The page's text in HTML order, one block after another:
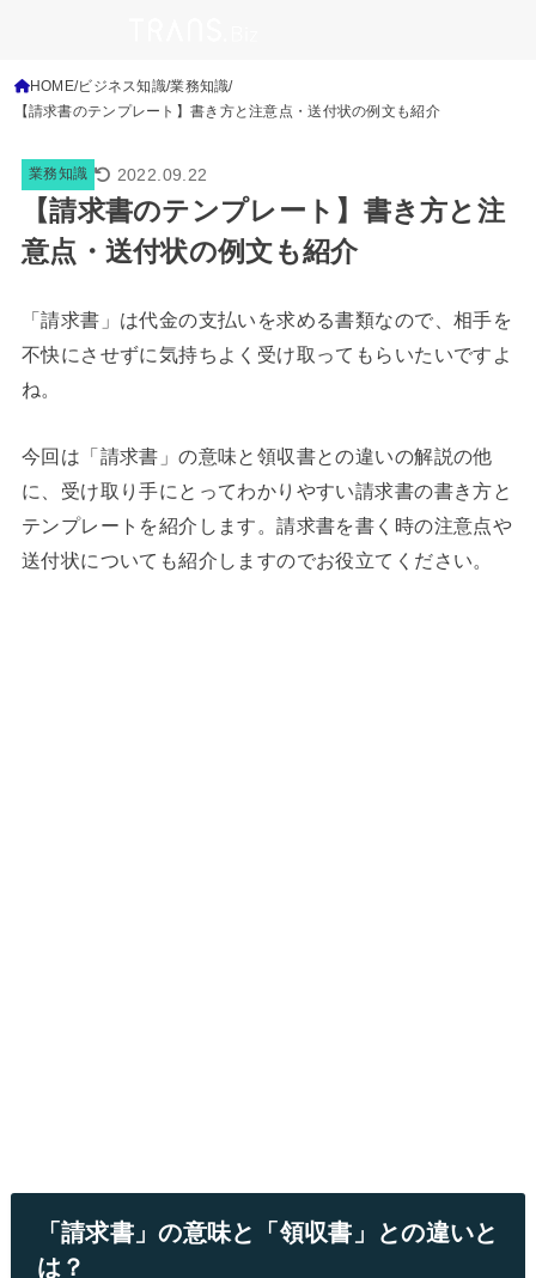
HOME ビジネス知識 業務知識
【請求書のテンプレート】書き方と注意点・送付状の例文も紹介
業務知識 2022.09.22
【請求書のテンプレート】書き方と注
意点・送付状の例文も紹介
「請求書」は代金の支払いを求める書類なので、相手を
不快にさせずに気持ちよく受け取ってもらいたいですよ
ね。
今回は「請求書」の意味と領収書との違いの解説の他
に、受け取り手にとってわかりやすい請求書の書き方と
テンプレートを紹介します。請求書を書く時の注意点や
送付状についても紹介しますのでお役立てください。
「請求書」の意味と「領収書」との違いと
は？